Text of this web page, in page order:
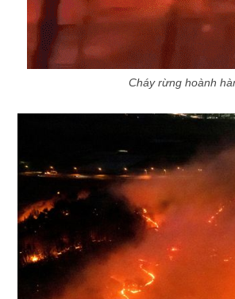
Cháy rừng hoành